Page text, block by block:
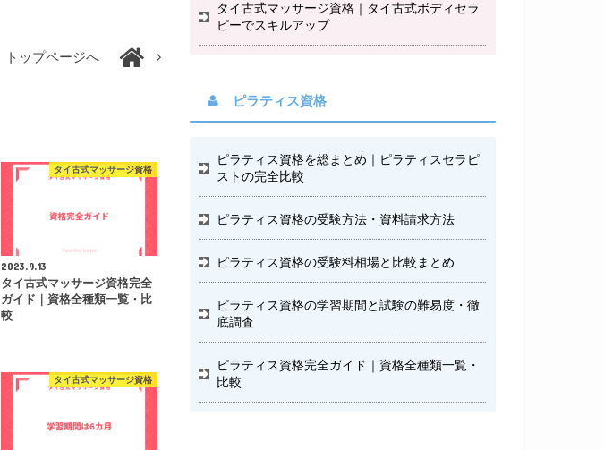
トップページへ
タイ古式マッサージ資格
2023.9.13
タイ古式マッサージ資格完全
ガイド｜資格全種類一覧・比
較
タイ古式マッサージ資格
タイ古式マッサージ資格｜タイ古式ボディセラ
ピーでスキルアップ
ピラティス資格
ピラティス資格を総まとめ｜ピラティスセラピ
ストの完全比較
ピラティス資格の受験方法・資料請求方法
ピラティス資格の受験料相場と比較まとめ
ピラティス資格の学習期間と試験の難易度・徹
底調査
ピラティス資格完全ガイド｜資格全種類一覧・
比較